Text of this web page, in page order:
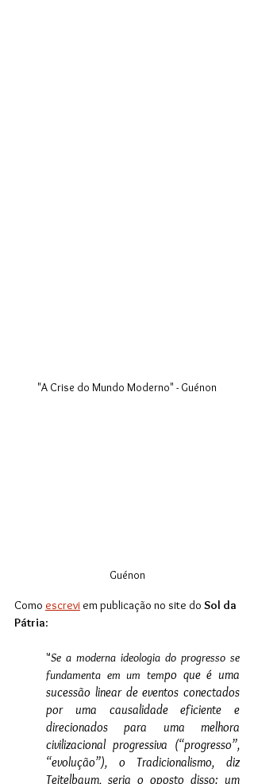
"A Crise do Mundo Moderno" - Guénon
Guénon
Como escrevi em publicação no site do Sol da
Pátria:
"Se a moderna ideologia do progresso se
fundamenta em um tempo que é uma
sucessão linear de eventos conectados
por uma causalidade eficiente e
direcionados para uma melhora
civilizacional progressiva (“progresso”,
“evolução”), o Tradicionalismo, diz
Teitelbaum, seria o oposto disso: um